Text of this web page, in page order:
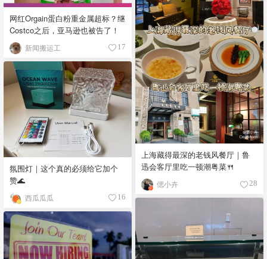
网红Orgain蛋白粉重金属超标？继
Costco之后，亚马逊也被告了！
新闻搬运工 17
上海藏得最深的老钱风餐厅｜鲁
迅会客厅里吃一顿潮粤菜🍴
偲小卉 28
氛围灯｜这个真的必须给它加个
赞🌊
西瓜瓜瓜 16